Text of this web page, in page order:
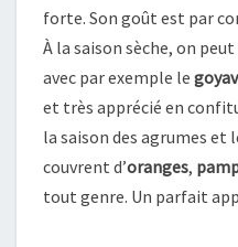
forte. Son goût est par
À la saison sèche, on
avec par exemple le
et très apprécié en
la saison des agrumes et
couvrent d’oranges,
tout genre. Un parfait